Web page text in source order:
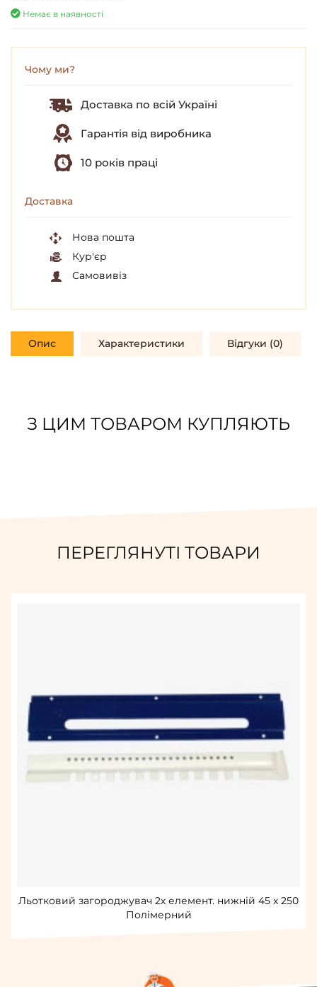
Немає в наявності
Чому ми?
Доставка по всій Україні
Гарантія від виробника
10 років праці
Доставка
Нова пошта
Кур'єр
Самовивіз
Опис Характеристики Відгуки (0)
З ЦИМ ТОВАРОМ КУПЛЯЮТЬ
ПЕРЕГЛЯНУТІ ТОВАРИ
Льотковий загороджувач 2х елемент. нижній 45 х 250
Полімерний